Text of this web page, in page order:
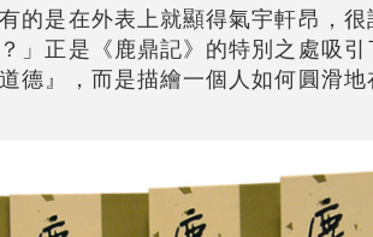
的是在外表上就顯得氣宇軒昂，
」正是《鹿鼎記》的特別之處吸
德』，而是描繪一個人如何圓滑